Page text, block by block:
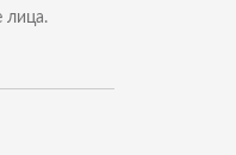
лица.